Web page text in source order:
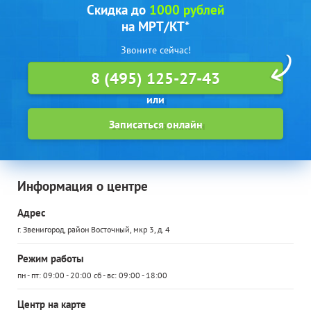
Скидка до 1000 рублей
на МРТ/КТ*
Звоните сейчас!
8 (495) 125-27-43
Записаться онлайн
Информация о центре
Адрес
г. Звенигород, район Восточный, мкр 3, д. 4
Режим работы
пн - пт: 09:00 - 20:00 сб - вс: 09:00 - 18:00
Центр на карте